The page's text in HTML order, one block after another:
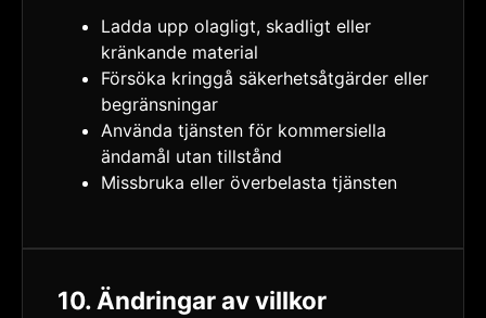
Ladda upp olagligt, skadligt eller
kränkande material
Försöka kringgå säkerhetsåtgärder eller
begränsningar
Använda tjänsten för kommersiella
ändamål utan tillstånd
Missbruka eller överbelasta tjänsten
10. Ändringar av villkor